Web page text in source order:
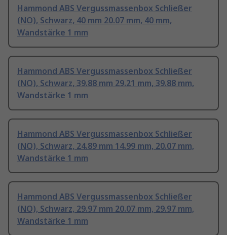
Hammond ABS Vergussmassenbox Schließer
(NO), Schwarz, 40 mm 20.07 mm, 40 mm,
Wandstärke 1 mm
Hammond ABS Vergussmassenbox Schließer
(NO), Schwarz, 39.88 mm 29.21 mm, 39.88 mm,
Wandstärke 1 mm
Hammond ABS Vergussmassenbox Schließer
(NO), Schwarz, 24.89 mm 14.99 mm, 20.07 mm,
Wandstärke 1 mm
Hammond ABS Vergussmassenbox Schließer
(NO), Schwarz, 29.97 mm 20.07 mm, 29.97 mm,
Wandstärke 1 mm